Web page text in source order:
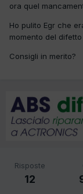
ora quel
Ho pulito Egr che
momento del
Consigli in merito?
Risposte
12